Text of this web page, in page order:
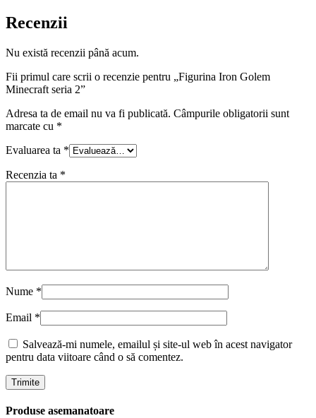
Recenzii
Nu există recenzii până acum.
Fii primul care scrii o recenzie pentru „Figurina Iron Golem
Minecraft seria 2”
Adresa ta de email nu va fi publicată. Câmpurile obligatorii sunt
marcate cu *
Evaluarea ta *
Recenzia ta *
Nume *
Email *
Salvează-mi numele, emailul și site-ul web în acest navigator
pentru data viitoare când o să comentez.
Produse asemanatoare